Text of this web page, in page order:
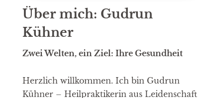
Über mich: Gudrun
Kühner
Zwei Welten, ein Ziel: Ihre Gesundheit
Herzlich willkommen. Ich bin Gudrun
Kühner – Heilpraktikerin aus Leidenschaft